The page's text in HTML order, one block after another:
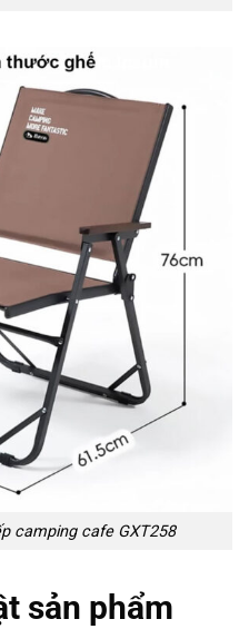
camping cafe GXT258
sản phẩm